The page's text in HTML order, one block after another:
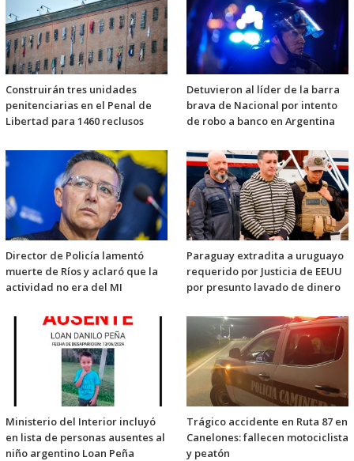
Construirán tres unidades
penitenciarias en el Penal de
Libertad para 1460 reclusos
Detuvieron al líder de la barra
brava de Nacional por intento
de robo a banco en Argentina
Director de Policía lamentó
muerte de Ríos y aclaró que la
actividad no era del MI
Paraguay extradita a uruguayo
requerido por Justicia de EEUU
por presunto lavado de dinero
Ministerio del Interior incluyó
en lista de personas ausentes al
niño argentino Loan Peña
Trágico accidente en Ruta 87 en
Canelones: fallecen motociclista
y peatón